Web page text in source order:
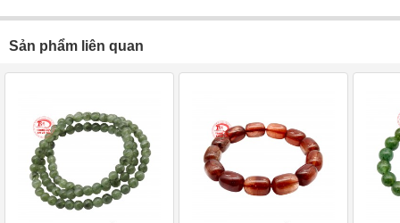
Sản phẩm liên quan